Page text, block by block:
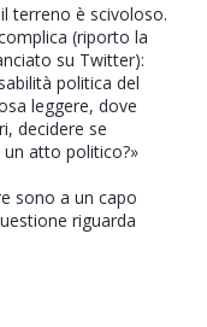
terreno è scivoloso.
(riporto la
su Twitter):
politica del
leggere, dove
decidere se
atto politico?»
sono a un capo
riguarda